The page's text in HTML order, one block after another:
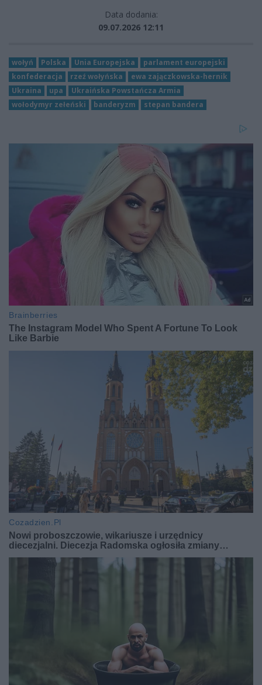
Data dodania:
09.07.2026 12:11
wołyń Polska Unia Europejska
parlament europejski
konfederacja
rzeź wołyńska
ewa zajączkowska-hernik
Ukraina
upa
Ukraińska Powstańcza Armia
wołodymyr zełeński
banderyzm stepan bandera